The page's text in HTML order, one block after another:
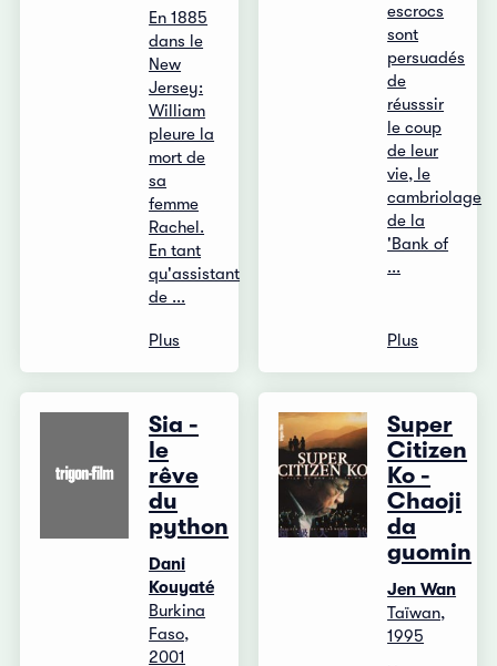
En 1885
dans le
New
Jersey:
William
pleure la
mort de
sa
femme
Rachel.
En tant
qu'assistant
de ...
Plus
escrocs
sont
persuadés
de
réusssir
le coup
de leur
vie, le
cambriolage
de la
'Bank of
...
Plus
Sia -
le
rêve
du
python
Dani
Kouyaté
Burkina
Faso,
2001
Super
Citizen
Ko -
Chaoji
da
guomin
Jen Wan
Taïwan,
1995